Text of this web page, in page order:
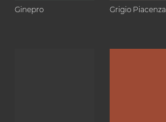
Ginepro Grigio Piacenza